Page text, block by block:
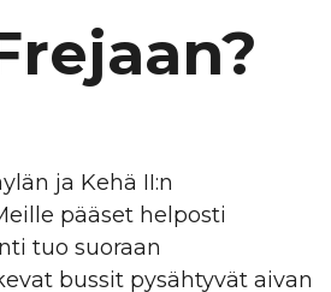
ja Kehä II:n
pääset helposti
tuo suoraan
bussit pysähtyvät aivan